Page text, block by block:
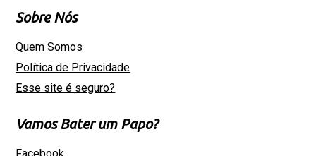
Sobre Nós
Quem Somos
Política de Privacidade
Esse site é seguro?
Vamos Bater um Papo?